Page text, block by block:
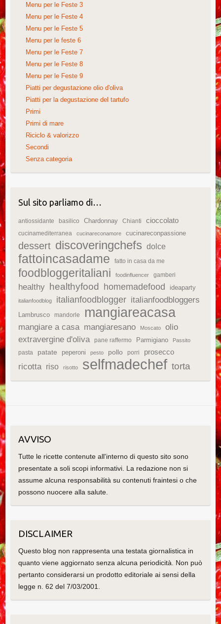
Menu per le Feste 3
Menu per le Feste 4
Menu per le Feste 5
Menu per le feste 6
Menu per le Feste 7
Menu per le Feste 8
Menu per le Feste 9
Piatti per degustazione olio d'oliva
Piatti per la degustazione del tartufo
Primi
Primi di mare
Riciclo & valorizzo
Secondi
Senza categoria
Sul sito parliamo di…
antiossidante basilico Chardonnay Chianti cioccolato
cucinamediterranea cucinareconamore cucinareconpassione
dessert discoveringchefs dolce
fattoincasadame fatto in casa da me
foodbloggeritaliani foodinfluencer gamberi
healthy healthyfood homemadefood ideaparty
italianfoodblog italianfoodblogger italianfoodbloggers
Lambrusco mandorle mangiareacasa
mangiare a casa mangiaresano Moscato
olio
extravergine d'oliva
pane raffermo Parmigiano Passito
pasta patate peperoni pesto pollo porri prosecco
ricotta riso risotto selfmadechef torta
AVVISO
Tutte le ricette contenute all'interno di questo sito sono
presentate a soli scopi informativi. La redazione non si
assume alcuna responsabilità su contenuti fraintesi o che
possono nuocere alla salute.
DISCLAIMER
Questo blog non rappresenta una testata giornalistica in
quanto viene aggiornato senza alcuna periodicità. Non può
pertanto considerarsi un prodotto editoriale ai sensi della
legge n. 62 del 7/03/2001.